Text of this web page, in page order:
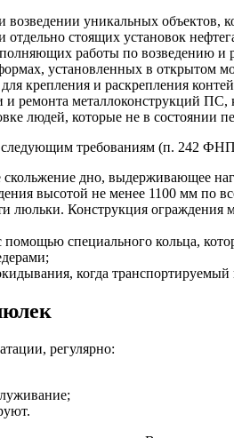
возведении уникальных
стоящих установок
работы по возведению и
установленных в открытом
крепления и раскрепления
и ремонта металлоконструкций
людей, которые не в состоянии
следующим требованиям (п. 242
дно, выдерживающее
высотой не менее 1100 мм по
люльки. Конструкция
специального кольца,
когда
регулярно: